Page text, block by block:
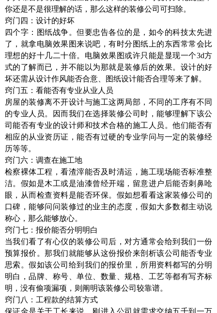
你还是不是很理解的话，那么这样的装修公司可扫除。
窍门四：设计的好坏
四个字：图纸战争。但要忠告各位的是，如今的科技太先进
了，就拿电脑效果图来说吧，有时分图纸上的东西常常会比
理想的好十几二十倍。电脑效果图或许只能是显现一个3d方
式的了解而已，并不能以为那就是装修后的效果。设计的好
坏还需从设计作风能否合意、图纸设计能否合理等来了解。
窍门五：看能否有专业从业人员
房屋的装修离不开设计与施工这两局部，不同的工序有不同
的专业人员。因而我们在选择装修公司时，能够理解下该公
司能否有专业的设计师和技术合格的施工人员。他们能否有
相应的从业资历证，能否有过硬的专业学问与一定的装修经
历等等。
窍门六：调查在施工地
检察裸体工程，看渣滓能否及时清运，施工现场能否标准整
洁。假如是木工或是油漆曾经开端，留意进户后能否刺鼻呛
眼，从而检查资料是能否环保。假如想看看这家装修公司的
口碑，能够问问装修过的业主的态度，假如大多数都主动说
称心，那么能够放心。
窍门七：报价能否分明明白
当我们看了有心仪的装修公司后，对方通常会给到我们一份
预算报价。那我们就能够从这份报价来剖析该公司能否专业
思索。假如该公司给到我们的报价里，所用资料都写的分明
明白，品牌、称号、单位、数量、规格、工艺等都有写齐标
明，没有偷项漏项，则阐明该装修公司较靠谱。
窍门八：工程款的结算方式
保证金是关于工长来说，刚进入公司就需求交纳五千到一万